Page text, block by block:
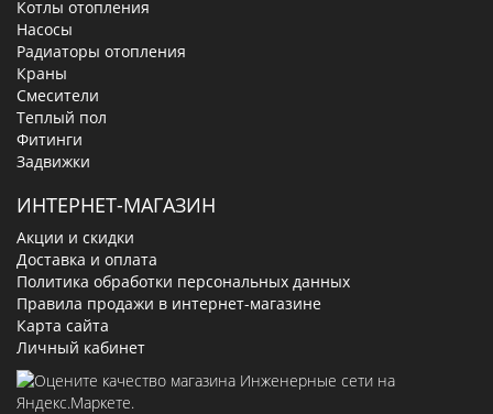
Котлы отопления
Насосы
Радиаторы отопления
Краны
Смесители
Теплый пол
Фитинги
Задвижки
ИНТЕРНЕТ-МАГАЗИН
Акции и скидки
Доставка и оплата
Политика обработки персональных данных
Правила продажи в интернет-магазине
Карта сайта
Личный кабинет